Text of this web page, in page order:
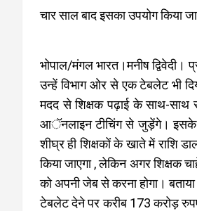
चार साल बाद इसका उपयोग किया
भोपाल/मंगल भारत।मनीष
उन्हें विभाग ओर से एक टेबलेट भी
मदद से शिक्षक पढ़ाई के साथ-
आॅनलाइन टीचिंग से जुड़ेंगे। इसके
शीघ्र ही शिक्षकों के खाते में राशि
किया जाएगा , लेकिन अगर शिक्षक
को अपनी जेब से करना होगा।
टेबलेट देने पर करीब 173 करोड़